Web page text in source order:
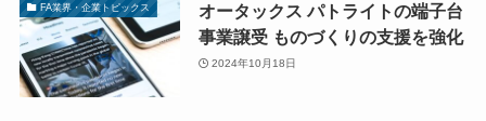
FA業界・企業トピックス
オータックス パトライトの端子台
事業譲受 ものづくりの支援を強化
2024年10月18日